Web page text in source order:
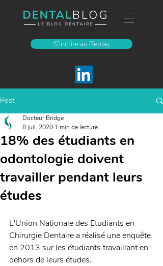
S'incrire au Replay
Post
18% des étudiants en
odontologie doivent
travailler pendant leurs
études
Docteur Bridge
8 juil. 2020 1 min de lecture
L'Union Nationale des Etudiants en
Chirurgie Dentaire a réalisé une enquête
en 2013 sur les étudiants travaillant en
dehors de leurs études.